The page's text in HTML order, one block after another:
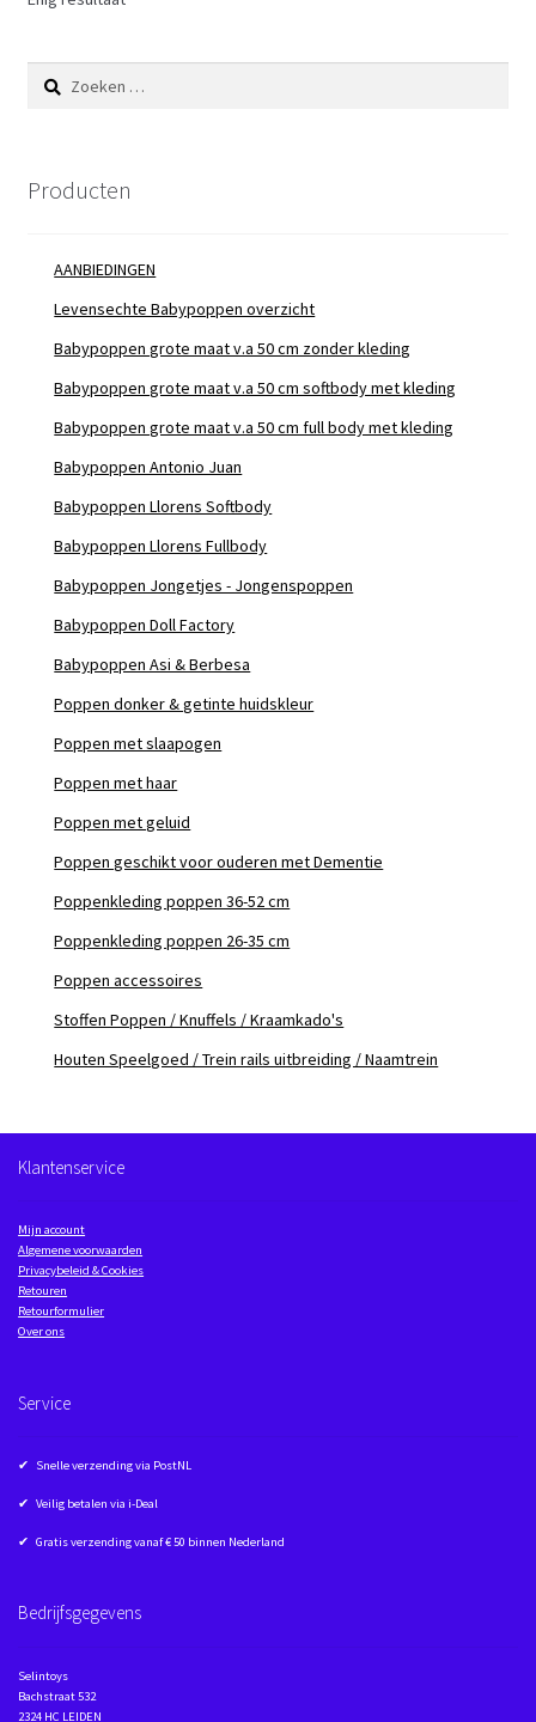
Zoeken
naar:
Producten
AANBIEDINGEN
Levensechte Babypoppen overzicht
Babypoppen grote maat v.a 50 cm zonder kleding
Babypoppen grote maat v.a 50 cm softbody met kleding
Babypoppen grote maat v.a 50 cm full body met kleding
Babypoppen Antonio Juan
Babypoppen Llorens Softbody
Babypoppen Llorens Fullbody
Babypoppen Jongetjes - Jongenspoppen
Babypoppen Doll Factory
Babypoppen Asi & Berbesa
Poppen donker & getinte huidskleur
Poppen met slaapogen
Poppen met haar
Poppen met geluid
Poppen geschikt voor ouderen met Dementie
Poppenkleding poppen 36-52 cm
Poppenkleding poppen 26-35 cm
Poppen accessoires
Stoffen Poppen / Knuffels / Kraamkado's
Houten Speelgoed / Trein rails uitbreiding / Naamtrein
Klantenservice
Mijn account
Algemene voorwaarden
Privacybeleid & Cookies
Retouren
Retourformulier
Over ons
Service
✔ Snelle verzending via PostNL
✔ Veilig betalen via i-Deal
✔ Gratis verzending vanaf € 50 binnen Nederland
Bedrijfsgegevens
Selintoys
Bachstraat 532
2324 HC LEIDEN